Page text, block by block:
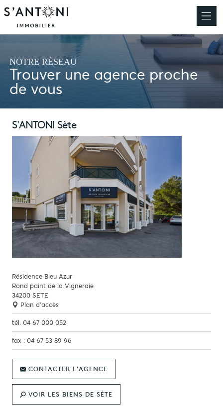
NOTRE RÉSEAU
Trouver une agence proche
de vous
S'ANTONI Sète
Résidence Bleu Azur
Rond point de la Vigneraie
34200 SETE
Plan d'accès
tél. 04 67 000 052
fax : 04 67 53 89 96
CONTACTER L'AGENCE
VOIR LES BIENS DE SÈTE